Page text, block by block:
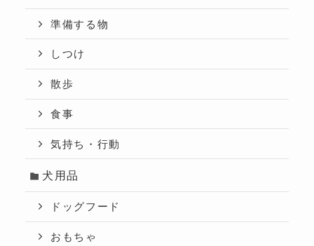
準備する物
しつけ
散歩
食事
気持ち・行動
犬用品
ドッグフード
おもちゃ